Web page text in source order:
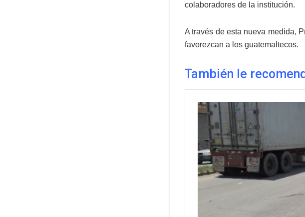
colaboradores de la institución.
A través de esta nueva medida,
favorezcan a los guatemaltecos.
También le